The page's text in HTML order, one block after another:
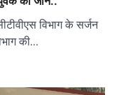
विभाग के सर्जन
की…